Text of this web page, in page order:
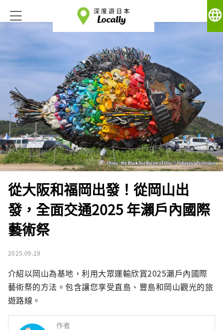
language
從大阪和福岡出發！從岡山出
發，全面交通2025 年瀨戶內國際
藝術祭
2025.09.19
介紹以岡山為基地，利用大眾運輸欣賞2025瀨戶內國際
藝術祭的方法。包含讓您享受直島、豐島和岡山觀光的旅
遊路線。
作者